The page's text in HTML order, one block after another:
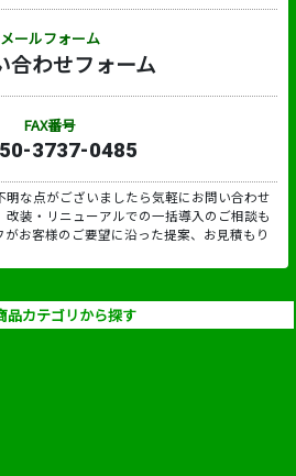
メールフォーム
合わせフォーム
FAX番号
3737-0485
な点がございましたら気軽にお問い合わせ
装・リニューアルでの一括導入のご相談も
お客様のご要望に沿った提案、お見積もり
品カテゴリから探す